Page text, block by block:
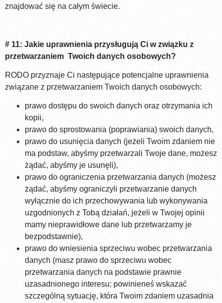
znajdować się na całym świecie.
# 11: Jakie uprawnienia przysługują Ci w związku z
przetwarzaniem Twoich danych osobowych?
RODO przyznaje Ci następujące potencjalne uprawnienia
związane z przetwarzaniem Twoich danych osobowych:
prawo dostępu do swoich danych oraz otrzymania ich
kopii,
prawo do sprostowania (poprawiania) swoich danych,
prawo do usunięcia danych (jeżeli Twoim zdaniem nie
ma podstaw, abyśmy przetwarzali Twoje dane, możesz
żądać, abyśmy je usunęli),
prawo do ograniczenia przetwarzania danych (możesz
żądać, abyśmy ograniczyli przetwarzanie danych
wyłącznie do ich przechowywania lub wykonywania
uzgodnionych z Tobą działań, jeżeli w Twojej opinii
mamy nieprawidłowe dane lub przetwarzamy je
bezpodstawnie),
prawo do wniesienia sprzeciwu wobec przetwarzania
danych (masz prawo do sprzeciwu wobec
przetwarzania danych na podstawie prawnie
uzasadnionego interesu; powinieneś wskazać
szczególną sytuację, która Twoim zdaniem uzasadnia